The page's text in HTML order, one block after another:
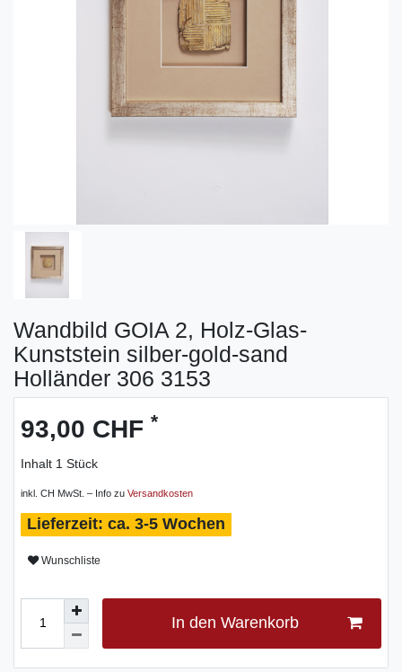
Wandbild GOIA 2, Holz-Glas-
Kunststein silber-gold-sand
Holländer 306 3153
93,00 CHF *
Inhalt 1 Stück
inkl. CH MwSt. – Info zu Versandkosten
ca. 3-5 Wochen
Wunschliste
In den Warenkorb